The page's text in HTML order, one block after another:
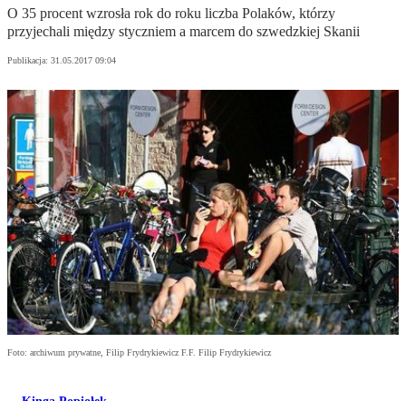
O 35 procent wzrosła rok do roku liczba Polaków, którzy
przyjechali między styczniem a marcem do szwedzkiej Skanii
Publikacja: 31.05.2017 09:04
Foto: archiwum prywatne, Filip Frydrykiewicz F.F. Filip Frydrykiewicz